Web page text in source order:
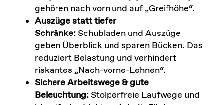
gehören nach vorn und auf „Greifhöhe“.
Auszüge statt tiefer
Schränke:Schubladen und Auszüge
geben Überblick und sparen Bücken. Das
reduziert Belastung und verhindert
riskantes „Nach-vorne-Lehnen“.
Sichere Arbeitswege & gute
Beleuchtung:Stolperfreie Laufwege und